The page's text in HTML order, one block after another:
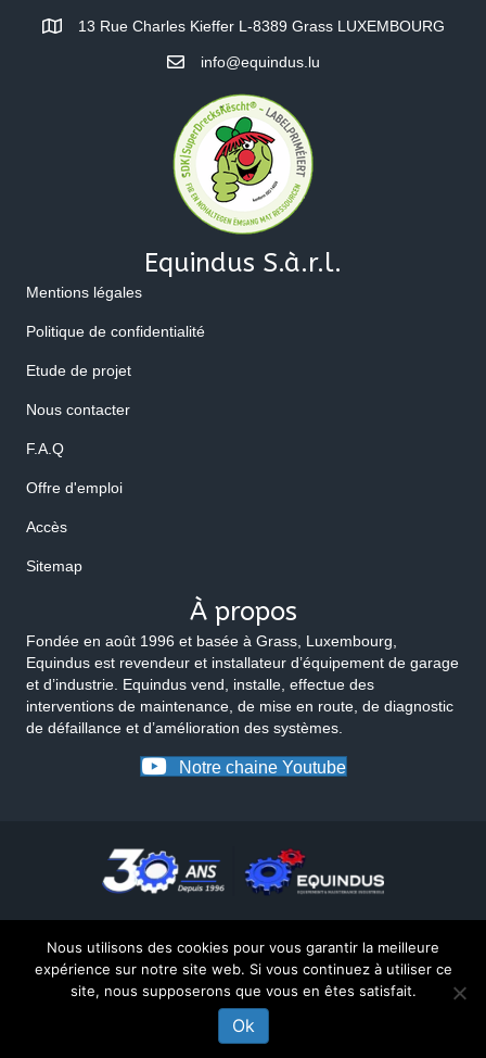
13 Rue Charles Kieffer L-8389 Grass LUXEMBOURG
info@equindus.lu
Equindus S.à.r.l.
Mentions légales
Politique de confidentialité
Etude de projet
Nous contacter
F.A.Q
Offre d'emploi
Accès
Sitemap
À propos
Fondée en août 1996 et basée à Grass, Luxembourg,
Equindus est revendeur et installateur d’équipement de garage
et d’industrie. Equindus vend, installe, effectue des
interventions de maintenance, de mise en route, de diagnostic
de défaillance et d’amélioration des systèmes.
Notre chaine Youtube
© 2026 Equindus
UNE QUESTION SUR CE PRODUIT ?
Nous utilisons des cookies pour vous garantir la meilleure
expérience sur notre site web. Si vous continuez à utiliser ce
site, nous supposerons que vous en êtes satisfait.
Ok